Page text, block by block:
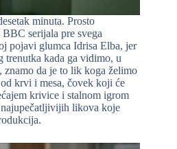
minuta. Prosto
serijala pre svega
pojavi glumca Idrisa Elba, jer
trenutka kada ga vidimo, u
znamo da je to lik koga želimo
krvi i mesa, čovek koji će
krivice i stalnom igrom
likova koje